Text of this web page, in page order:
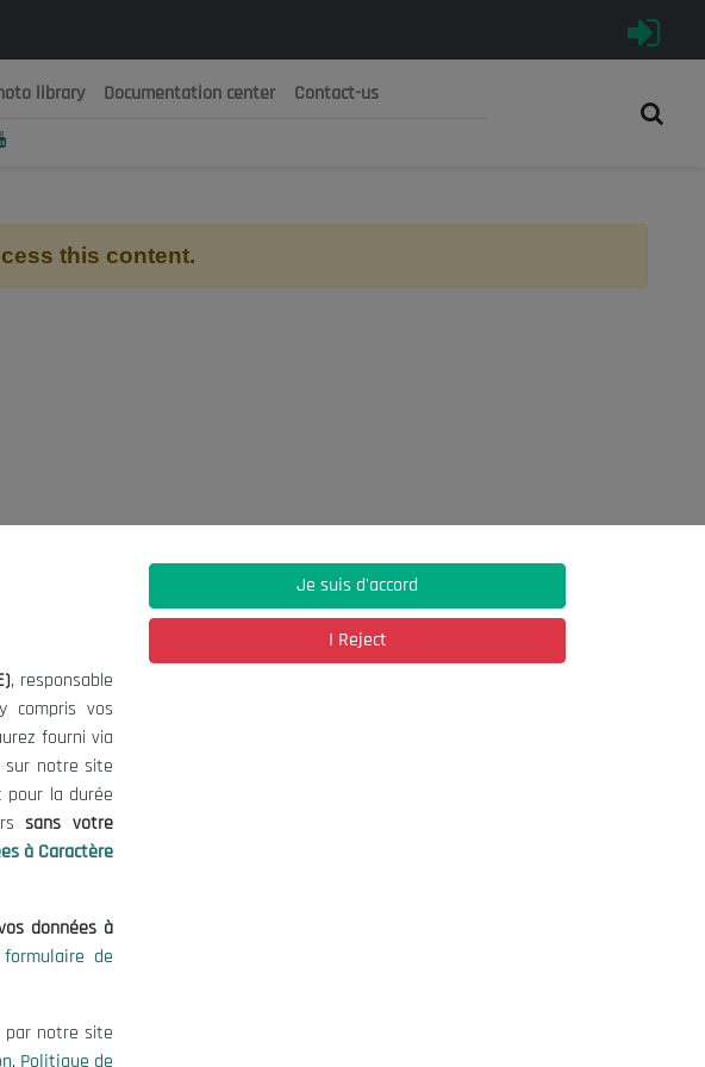
الجزائرية الديمقراطية الشعبية
library Documentation center Contact-us
this content.
or Initiatives?
soyez le premier à découvrir
nouvelles.
Address
03, Rue Hassane Ibn Naamane Les Vergers
Council (NESC)
, responsable
compris vos
fourni via
sur notre site
pour la durée
sans votre
à Caractère
données à
formulaire de
par notre site
, Politique de
Je suis d'accord
I Reject